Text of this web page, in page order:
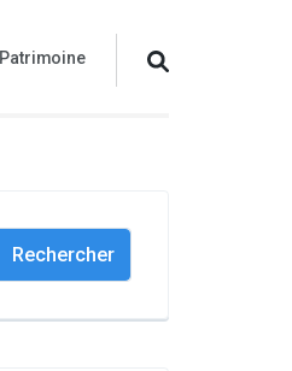
Patrimoine